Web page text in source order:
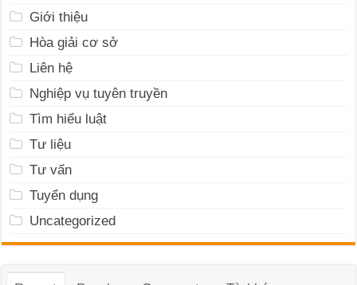
Giới thiệu
Hòa giải cơ sở
Liên hệ
Nghiệp vụ tuyên truyền
Tìm hiểu luật
Tư liệu
Tư vấn
Tuyển dụng
Uncategorized